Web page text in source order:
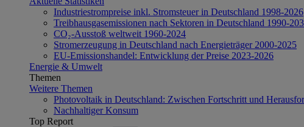
Industriestrompreise inkl. Stromsteuer in Deutschland 1998-2026
Treibhausgasemissionen nach Sektoren in Deutschland 1990-
CO₂-Ausstoß weltweit 1960-2024
Stromerzeugung in Deutschland nach Energieträger 2000-2025
EU-Emissionshandel: Entwicklung der Preise 2023-2026
Energie & Umwelt
Themen
Weitere Themen
Photovoltaik in Deutschland: Zwischen Fortschritt und
Nachhaltiger Konsum
Top Report